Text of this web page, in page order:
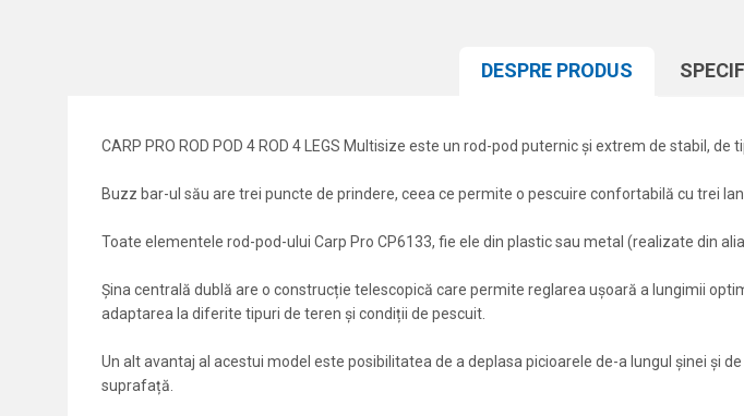
DESPRE PRODUS
CARP PRO ROD POD 4 ROD 4 LEGS Multisize este un rod-pod puternic și extrem de stabil, de
Buzz bar-ul său are trei puncte de prindere, ceea ce permite o pescuire confortabilă cu trei
Toate elementele rod-pod-ului Carp Pro CP6133, fie ele din plastic sau metal (realizate din
Șina centrală dublă are o construcție telescopică care permite reglarea ușoară a lungimii
adaptarea la diferite tipuri de teren și condiții de pescuit.
Un alt avantaj al acestui model este posibilitatea de a deplasa picioarele de-a lungul șinei și
suprafață.